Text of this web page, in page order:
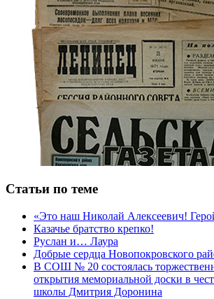
Статьи по теме
«Это наш Николай Алексеевич!
Казачье братство крепко!
Руслан и… Лаура
Добрые сердца Новопокровского
В СОШ № 20 состоялась
открытия мемориальной доски в
школы Дмитрия Доронина